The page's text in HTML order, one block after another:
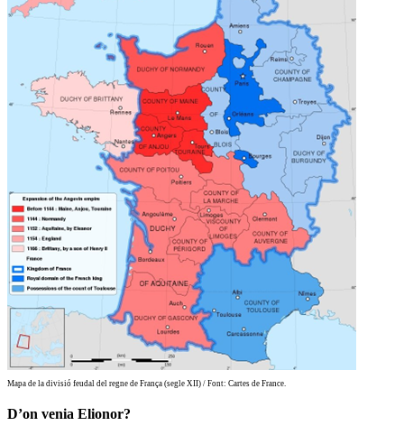
Mapa de la divisió feudal del regne de França (segle XII) / Font: Cartes de France.
D’on venia Elionor?